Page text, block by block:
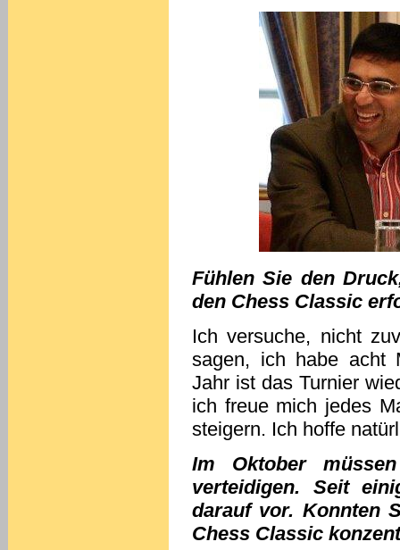
Fühlen Sie den
den Chess Classic
Ich versuche, nicht
sagen, ich habe acht
Jahr ist das Turnier
ich freue mich jedes
steigern. Ich hoffe
Im Oktober
verteidigen. Seit
darauf vor. Konnten
Chess Classic